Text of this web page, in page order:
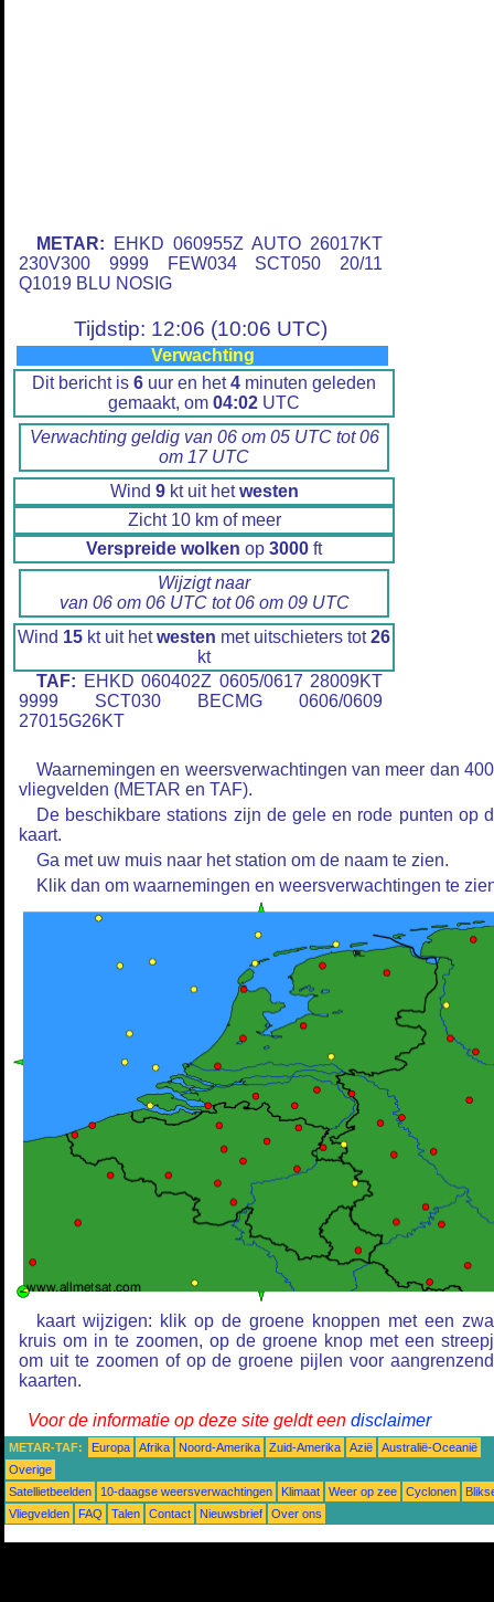
METAR: EHKD 060955Z AUTO 26017KT
230V300 9999 FEW034 SCT050 20/11
Q1019 BLU NOSIG
Tijdstip: 12:06 (10:06 UTC)
Verwachting
Dit bericht is 6 uur en het4 minuten geleden
gemaakt, om 04:02 UTC
Verwachting geldig van 06 om 05 UTC tot 06
om 17 UTC
Wind 9kt uit hetwesten
Zicht 10 km of meer
Verspreide wolken op 3000 ft
Wijzigt naar
van 06 om 06 UTC tot 06 om 09 UTC
Wind 15 kt uit hetwesten met uitschieters tot26
kt
TAF: EHKD 060402Z 0605/0617 28009KT
9999 SCT030 BECMG 0606/0609
27015G26KT
Waarnemingen en weersverwachtingen van meer dan
vliegvelden (METAR en TAF).
De beschikbare stations zijn de gele en rode punten op
kaart.
Ga met uw muis naar het station om de naam te zien.
Klik dan om waarnemingen en weersverwachtingen te
kaart wijzigen: klik op de groene knoppen met een
kruis om in te zoomen, op de groene knop met een
om uit te zoomen of op de groene pijlen voor
kaarten.
Voor de informatie op deze site geldt een disclaimer
METAR-TAF: Europa Afrika Noord-Amerika Zuid-Amerika Azië
Australië-Oceanië
Overige
Satellietbeelden
10-daagse weersverwachtingen Klimaat Weer op zee Cyclonen
Vliegvelden
FAQ Talen Contact Nieuwsbrief Over ons